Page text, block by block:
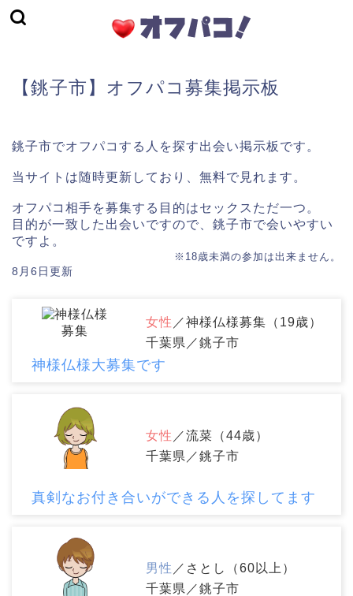
【銚子市】オフパコ募集掲示板
銚子市でオフパコする人を探す出会い掲示板です。
当サイトは随時更新しており、無料で見れます。
オフパコ相手を募集する目的はセックスただ一つ。
目的が一致した出会いですので、銚子市で会いやすい
ですよ。
※18歳未満の参加は出来ません。
8月6日更新
女性 ／神様仏様募集（19歳）
千葉県／銚子市
神様仏様大募集です
女性 ／流菜（44歳）
千葉県／銚子市
真剣なお付き合いができる人を探してます
男性 ／さとし（60以上）
千葉県／銚子市